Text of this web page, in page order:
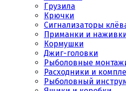
Грузила
Крючки
Сигнализаторы
Приманки и
Кормушки
Джиг-головки
Рыболовные
Расходники и
Рыболовный